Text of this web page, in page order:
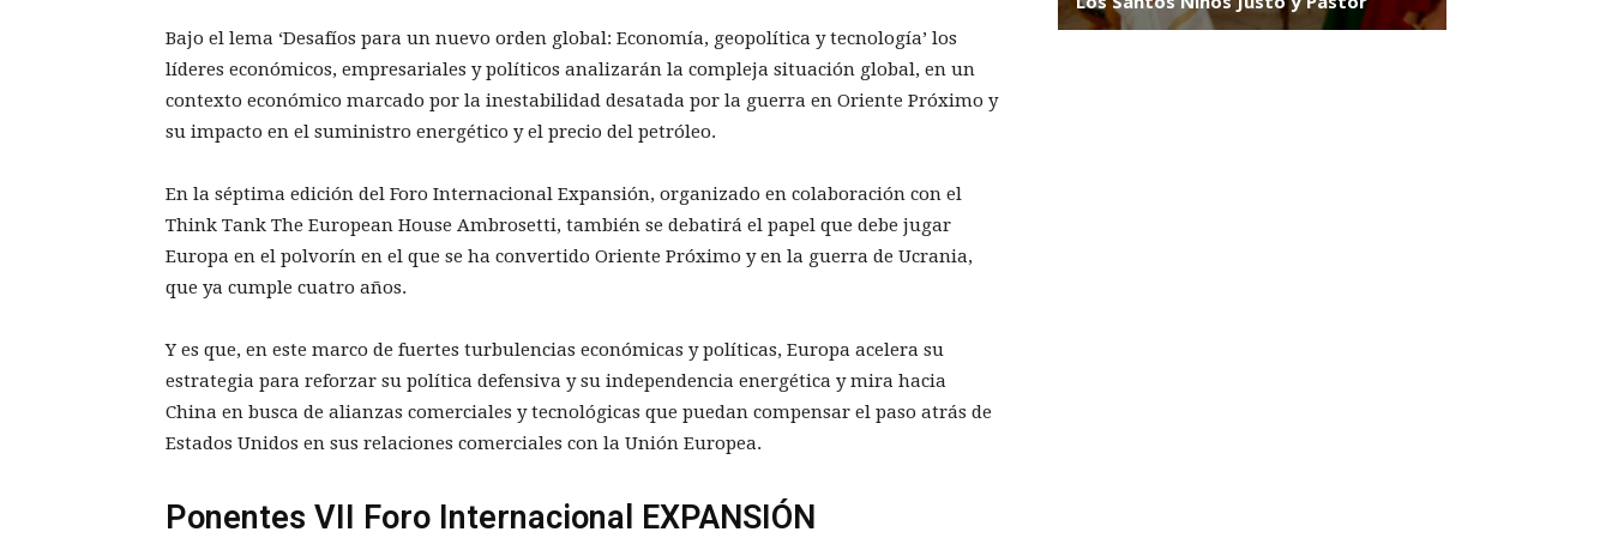
Bajo el lema ‘Desafíos para un nuevo orden global: Economía, geopolítica y tecnología’ los
líderes económicos, empresariales y políticos analizarán la compleja situación global, en un
contexto económico marcado por la inestabilidad desatada por la guerra en Oriente Próximo y
su impacto en el suministro energético y el precio del petróleo.
En la séptima edición del Foro Internacional Expansión, organizado en colaboración con el
Think Tank The European House Ambrosetti, también se debatirá el papel que debe jugar
Europa en el polvorín en el que se ha convertido Oriente Próximo y en la guerra de Ucrania,
que ya cumple cuatro años.
Y es que, en este marco de fuertes turbulencias económicas y políticas, Europa acelera su
estrategia para reforzar su política defensiva y su independencia energética y mira hacia
China en busca de alianzas comerciales y tecnológicas que puedan compensar el paso atrás de
Estados Unidos en sus relaciones comerciales con la Unión Europea.
Ponentes VII Foro Internacional EXPANSIÓN